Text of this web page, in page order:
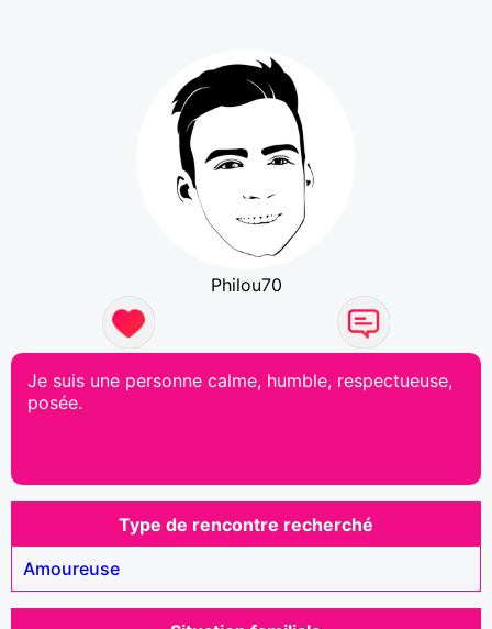
Philou70
Je suis une personne calme, humble, respectueuse,
posée.
Type de rencontre recherché
Amoureuse